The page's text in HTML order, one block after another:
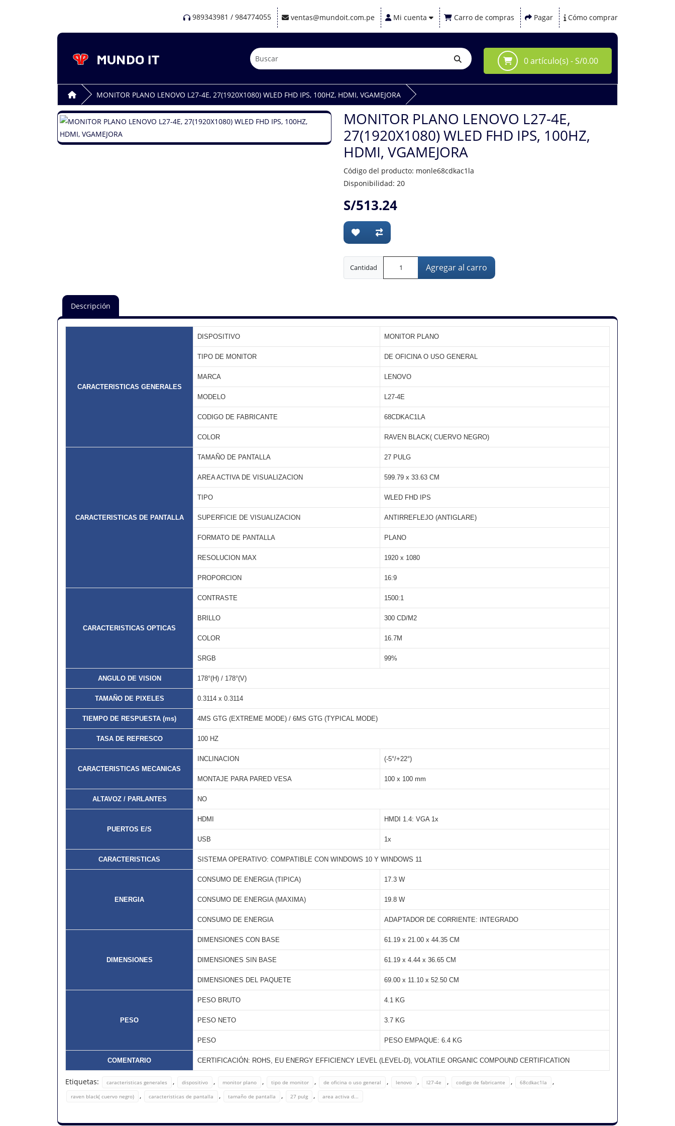
989343981 / 984774055 ventas@mundoit.com.pe Mi cuenta Carro de compras Pagar Cómo comprar
0 artículo(s) - S/0.00
MONITOR PLANO LENOVO L27-4E, 27(1920X1080) WLED FHD IPS, 100HZ, HDMI, VGAMEJORA
MONITOR PLANO LENOVO L27-4E,
27(1920X1080) WLED FHD IPS, 100HZ,
HDMI, VGAMEJORA
Código del producto: monle68cdkac1la
Disponibilidad: 20
S/513.24
Cantidad Agregar al carro
Descripción
CARACTERISTICAS GENERALES
DISPOSITIVO MONITOR PLANO
TIPO DE MONITOR DE OFICINA O USO GENERAL
MARCA LENOVO
MODELO L27-4E
CODIGO DE FABRICANTE 68CDKAC1LA
COLOR RAVEN BLACK( CUERVO NEGRO)
CARACTERISTICAS DE PANTALLA
TAMAÑO DE PANTALLA 27 PULG
AREA ACTIVA DE VISUALIZACION 599.79 x 33.63 CM
TIPO WLED FHD IPS
SUPERFICIE DE VISUALIZACION ANTIRREFLEJO (ANTIGLARE)
FORMATO DE PANTALLA PLANO
RESOLUCION MAX 1920 x 1080
PROPORCION 16:9
CARACTERISTICAS OPTICAS
CONTRASTE 1500:1
BRILLO 300 CD/M2
COLOR 16.7M
SRGB 99%
ANGULO DE VISION 178°(H) / 178°(V)
TAMAÑO DE PIXELES 0.3114 x 0.3114
TIEMPO DE RESPUESTA (ms) 4MS GTG (EXTREME MODE) / 6MS GTG (TYPICAL MODE)
TASA DE REFRESCO 100 HZ
CARACTERISTICAS MECANICAS
INCLINACION (-5°/+22°)
MONTAJE PARA PARED VESA 100 x 100 mm
ALTAVOZ / PARLANTES NO
PUERTOS E/S
HDMI HMDI 1.4: VGA 1x
USB 1x
CARACTERISTICAS SISTEMA OPERATIVO: COMPATIBLE CON WINDOWS 10 Y WINDOWS 11
ENERGIA
CONSUMO DE ENERGIA (TIPICA) 17.3 W
CONSUMO DE ENERGIA (MAXIMA) 19.8 W
CONSUMO DE ENERGIA ADAPTADOR DE CORRIENTE: INTEGRADO
DIMENSIONES
DIMENSIONES CON BASE 61.19 x 21.00 x 44.35 CM
DIMENSIONES SIN BASE 61.19 x 4.44 x 36.65 CM
DIMENSIONES DEL PAQUETE 69.00 x 11.10 x 52.50 CM
PESO
PESO BRUTO 4.1 KG
PESO NETO 3.7 KG
PESO PESO EMPAQUE: 6.4 KG
COMENTARIO CERTIFICACIÓN: ROHS, EU ENERGY EFFICIENCY LEVEL (LEVEL-D), VOLATILE ORGANIC COMPOUND CERTIFICATION
Etiquetas: caracteristicas generales , dispositivo , monitor plano , tipo de monitor , de oficina o uso general , lenovo , l27-4e , codigo de fabricante , 68cdkac1la ,
raven black( cuervo negro) , caracteristicas de pantalla , tamaño de pantalla , 27 pulg , area activa d...